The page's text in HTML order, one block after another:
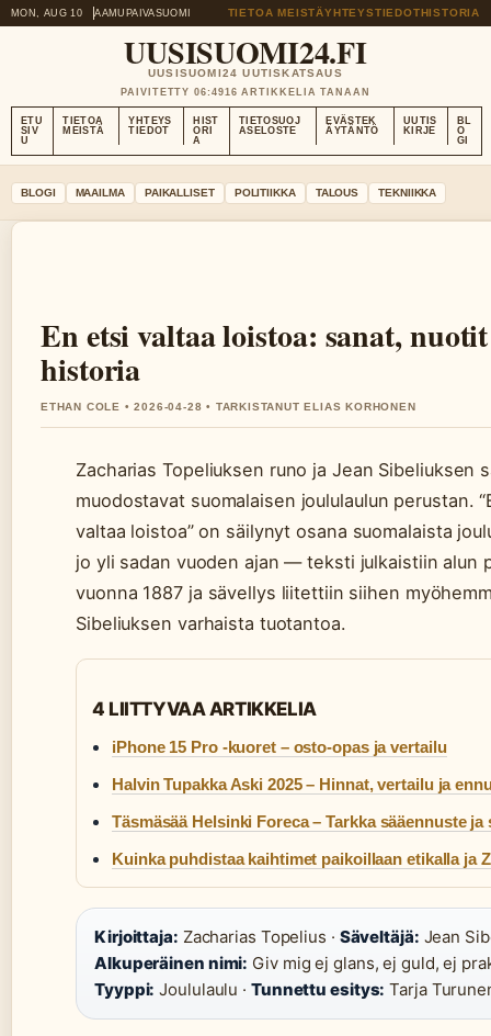
MON, AUG 10 AAMUPAIVASUOMI TIETOA MEISTÄYHTEYSTIEDOTHISTORIA
UUSISUOMI24.FI
UUSISUOMI24 UUTISKATSAUS
PAIVITETTY 06:4916 ARTIKKELIA TANAAN
ETU
SIV
U
TIETOA
MEISTÄ
YHTEYS
TIEDOT
HIST
ORI
A
TIETOSUOJ
ASELOSTE
EVÄSTEK
ÄYTÄNTÖ
UUTIS
KIRJE
BL
O
GI
BLOGI MAAILMA PAIKALLISET POLITIIKKA TALOUS TEKNIIKKA
En etsi valtaa loistoa: sanat,
historia
ETHAN COLE • 2026-04-28 • TARKISTANUT ELIAS KORHONEN
Zacharias Topeliuksen runo ja Jean Sibeliuksen
muodostavat suomalaisen joululaulun perustan.
valtaa loistoa” on säilynyt osana suomalaista
jo yli sadan vuoden ajan — teksti julkaistiin alun
vuonna 1887 ja sävellys liitettiin siihen
Sibeliuksen varhaista tuotantoa.
4 LIITTYVAA ARTIKKELIA
iPhone 15 Pro -kuoret – osto-opas ja vertailu
Halvin Tupakka Aski 2025 – Hinnat, vertailu ja
Täsmäsää Helsinki Foreca – Tarkka sääennuste ja
Kuinka puhdistaa kaihtimet paikoillaan etikalla ja
Kirjoittaja: Zacharias Topelius · Säveltäjä: Jean
Alkuperäinen nimi: Giv mig ej glans, ej guld, ej
Tyyppi: Joululaulu · Tunnettu esitys: Tarja